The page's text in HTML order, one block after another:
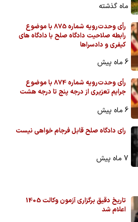
ماه گذشته
رأی وحدت‌رویه شماره 875 با موضوع
رابطه صلاحیت دادگاه صلح با دادگاه های
کیفری و دادسراها
6 ماه پیش
رأی وحدت‌رویه شماره 874 با موضوع
جرایم تعزیری از درجه پنج تا درجه هشت
6 ماه پیش
رای دادگاه صلح قابل فرجام خواهی نیست
7 ماه پیش
تاریخ دقیق برگزاری آزمون وکالت 1405
اعلام شد